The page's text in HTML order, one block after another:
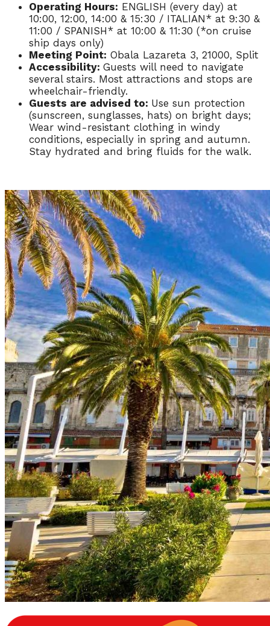
Operating Hours: ENGLISH (every day) at
10:00, 12:00, 14:00 & 15:30 / ITALIAN* at 9:30 &
11:00 / SPANISH* at 10:00 & 11:30 (*on cruise
ship days only)
Meeting Point: Obala Lazareta 3, 21000, Split
Accessibility: Guests will need to navigate
several stairs. Most attractions and stops are
wheelchair-friendly.
Guests are advised to: Use sun protection
(sunscreen, sunglasses, hats) on bright days;
Wear wind-resistant clothing in windy
conditions, especially in spring and autumn.
Stay hydrated and bring fluids for the walk.